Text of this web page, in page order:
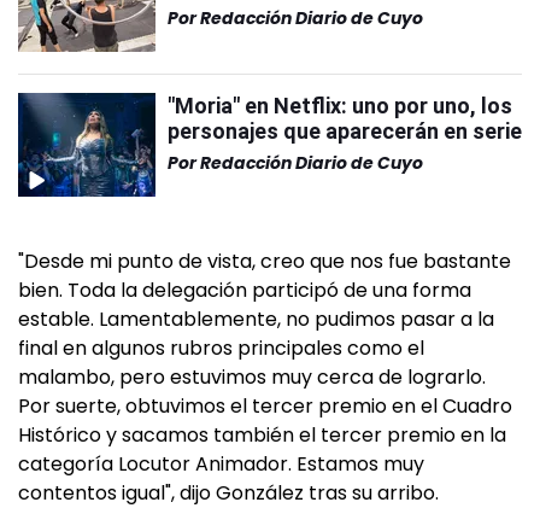
PorRedacción Diario de Cuyo
"Moria" en Netflix: uno por uno, los
personajes que aparecerán en serie
PorRedacción Diario de Cuyo
"Desde mi punto de vista, creo que nos fue bastante
bien. Toda la delegación participó de una forma
estable. Lamentablemente, no pudimos pasar a la
final en algunos rubros principales como el
malambo, pero estuvimos muy cerca de lograrlo.
Por suerte, obtuvimos el tercer premio en el Cuadro
Histórico y sacamos también el tercer premio en la
categoría Locutor Animador. Estamos muy
contentos igual", dijo González tras su arribo.